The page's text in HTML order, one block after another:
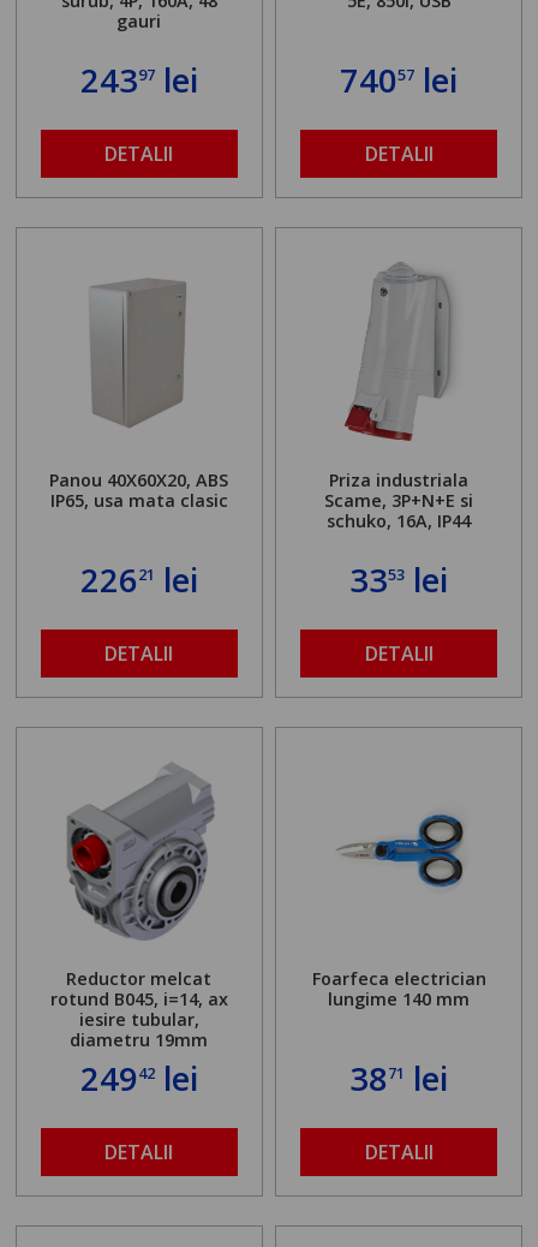
gauri
24397lei
DETALII
74057 lei
DETALII
Panou 40X60X20, ABS
IP65, usa mata clasic
22621 lei
DETALII
Priza industriala
Scame, 3P+N+E si
schuko, 16A, IP44
3353 lei
DETALII
Reductor melcat
rotund B045, i=14, ax
iesire tubular,
diametru 19mm
24942lei
DETALII
Foarfeca electrician
lungime 140 mm
3871 lei
DETALII